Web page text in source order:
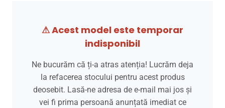
fost:
499,00 lei.
299,00 lei.
⚠ Acest model este temporar
indisponibil
Ne bucurăm că ți-a atras atenția! Lucrăm deja
la refacerea stocului pentru acest produs
deosebit. Lasă-ne adresa de e-mail mai jos și
vei fi prima persoană anunțată imediat ce